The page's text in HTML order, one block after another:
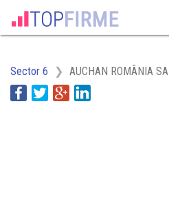
Sector 6 AUCHAN ROMÂNIA SA